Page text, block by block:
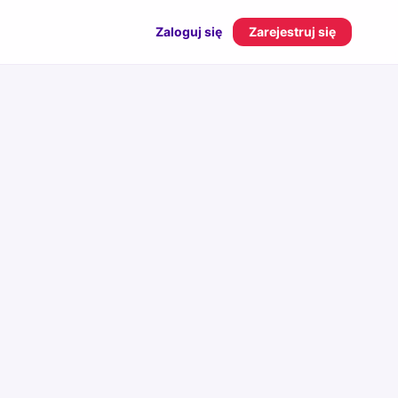
Zaloguj się Zarejestruj się